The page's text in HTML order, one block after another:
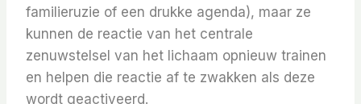
familieruzie of een drukke agenda), maar ze
kunnen de reactie van het centrale
zenuwstelsel van het lichaam opnieuw trainen
en helpen die reactie af te zwakken als deze
wordt geactiveerd.